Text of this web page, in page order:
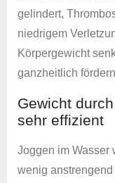
gelindert,
niedrigem
Körpergewicht
ganzheitlich
Gewicht
sehr effizient
Joggen im Wasser
wenig